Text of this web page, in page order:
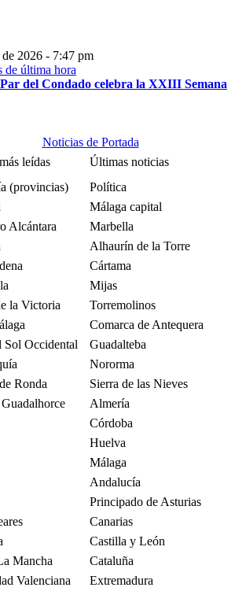
2026 - 7:47 pm
del Condado celebra la XXIII Semana
Noticias de Portada
leídas
Últimas noticias
(provincias)
Política
Málaga capital
Alcántara
Marbella
Alhaurín de la Torre
Cártama
Mijas
la Victoria
Torremolinos
Comarca de Antequera
Sol Occidental
Guadalteba
Nororma
Ronda
Sierra de las Nieves
Almería
Córdoba
Huelva
Málaga
Andalucía
Principado de Asturias
Canarias
Castilla y León
Mancha
Cataluña
Valenciana
Extremadura